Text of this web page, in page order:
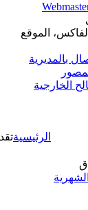
الموقع
بالمديرية
الخارجية
الرئيسية